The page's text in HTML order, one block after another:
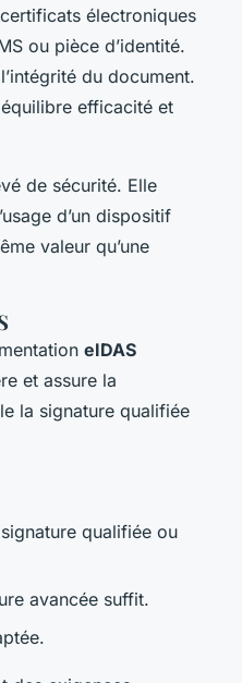
électroniques
ou pièce d’identité.
du document.
efficacité et
de sécurité. Elle
d’un dispositif
valeur qu’une
eIDAS
et assure la
la signature qualifiée
qualifiée ou
avancée suffit.